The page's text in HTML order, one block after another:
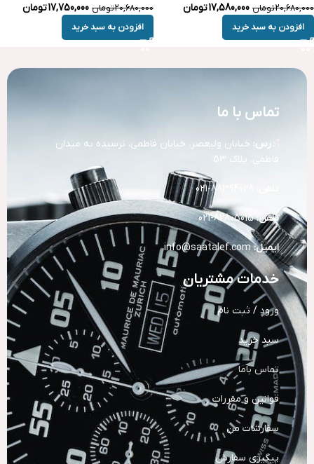
20,680,000تومان 17,580,000تومان
افزودن به سبد خرید
20,680,000تومان 17,750,000تومان
افزودن به سبد خرید
تماس با ما
رس: خیابان ولیعصر، خیابان فاطمی، نرسیده به میدان
فاطمی، پلاک 53
تلفن:82805015-021
ایمیل: info@saatalef.com
خدمات مشتریان
ورود / ثبت نام
سبد خرید
تماس باما
قوانین و مقررات
سفارشات من
پیگیری سفارش